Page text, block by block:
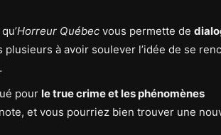
Horreur Québec vous permette de
plusieurs à avoir soulever l’idée de se
pour le true crime et les phénomènes
et vous pourriez bien trouver une